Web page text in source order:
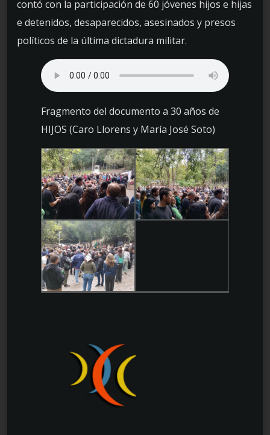
contó con la participación de 60 jóvenes hijos e hijas
e detenidos, desaparecidos, asesinados y presos
políticos de la última dictadura militar.
Fragmento del documento a 30 años de
HIJOS (Caro Llorens y María José Soto)